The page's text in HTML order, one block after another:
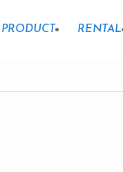
PRODUCT RENTAL